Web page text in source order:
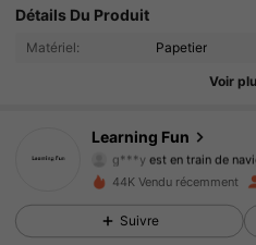
Détails Du Produit
Matériel: Papetier
Voir
Learning Fun
5.7K Suiveurs
est en train de
4.94
5.7K Suiveurs
4.94 5.7K Suiveurs
44K Vendu récemment
Suivre